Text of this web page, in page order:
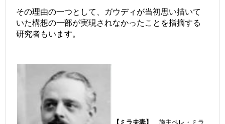
その理由の一つとして、ガウディが当初思い描いて
いた構想の一部が実現されなかったことを指摘する
研究者もいます。
【ミラ夫妻】施主ペレ・ミラ